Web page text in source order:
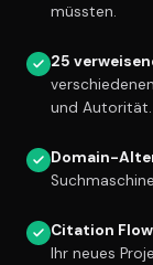
müssten.
25
und Autorität.
Domain-
Citation Flow
Ihr neues